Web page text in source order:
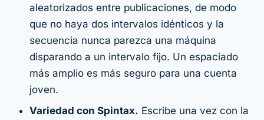
aleatorizados entre publicaciones, de modo
que no haya dos intervalos idénticos y la
secuencia nunca parezca una máquina
disparando a un intervalo fijo. Un espaciado
más amplio es más seguro para una cuenta
joven.
Variedad con Spintax. Escribe una vez con la